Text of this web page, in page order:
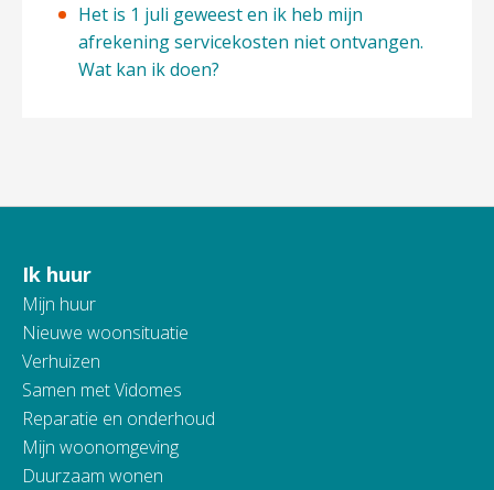
Het is 1 juli geweest en ik heb mijn
afrekening servicekosten niet ontvangen.
Wat kan ik doen?
Contactinformatie
Ik huur
Mijn huur
Nieuwe woonsituatie
Verhuizen
Samen met Vidomes
Reparatie en onderhoud
Mijn woonomgeving
Duurzaam wonen